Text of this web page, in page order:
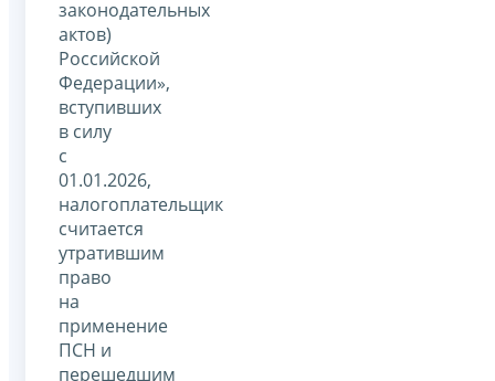
законодательных
актов)
Российской
Федерации»,
вступивших
в силу
с
01.01.2026,
налогоплательщик
считается
утратившим
право
на
применение
ПСН и
перешедшим